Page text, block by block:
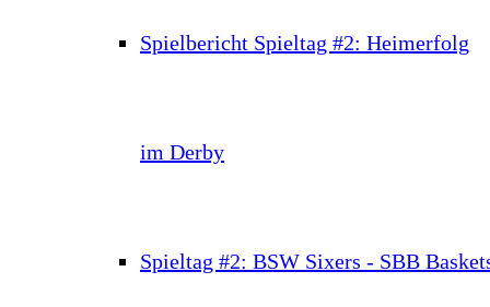
Spielbericht Spieltag #2: Heimerfolg
im Derby
Spieltag #2: BSW Sixers - SBB